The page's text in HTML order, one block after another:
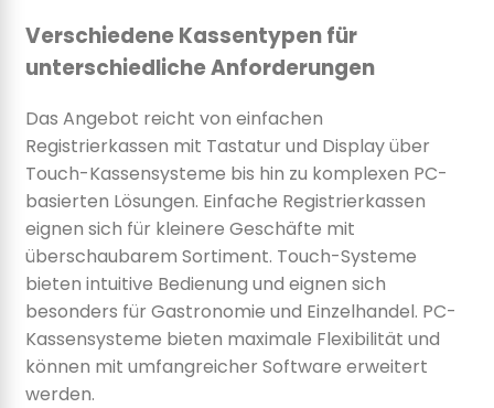
Verschiedene Kassentypen für
unterschiedliche Anforderungen
Das Angebot reicht von einfachen
Registrierkassen mit Tastatur und Display über
Touch-Kassensysteme bis hin zu komplexen PC-
basierten Lösungen. Einfache Registrierkassen
eignen sich für kleinere Geschäfte mit
überschaubarem Sortiment. Touch-Systeme
bieten intuitive Bedienung und eignen sich
besonders für Gastronomie und Einzelhandel. PC-
Kassensysteme bieten maximale Flexibilität und
können mit umfangreicher Software erweitert
werden.